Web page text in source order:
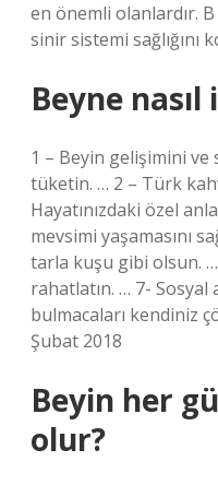
en önemli olanlardır.
sinir sistemi sağlığını
Beyne nasıl
1 – Beyin gelişimini ve
tüketin. … 2 – Türk
Hayatınızdaki özel
mevsimi yaşamasını
tarla kuşu gibi olsun.
rahatlatın. … 7-
bulmacaları kendiniz
Şubat 2018
Beyin her
olur?